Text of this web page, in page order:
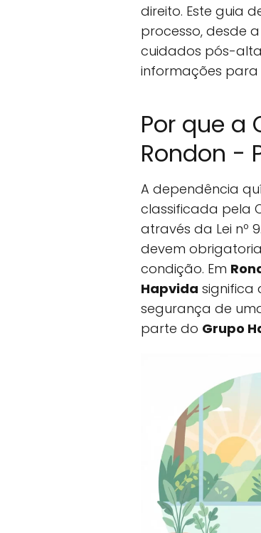
direito. Este guia
processo, desde
cuidados pós-
informações
Por que a
Rondon -
A dependência
classificada pela
através da Lei nº
devem
condição. Em
Hapvida significa
segurança de
parte do Grupo